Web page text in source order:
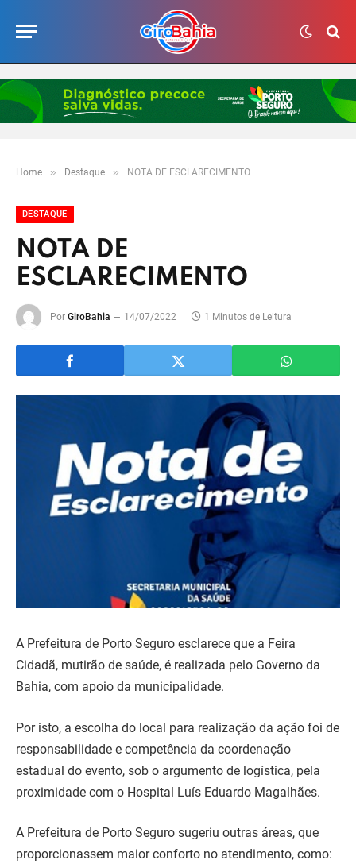
Home » Destaque » NOTA DE ESCLARECIMENTO
DESTAQUE
NOTA DE
ESCLARECIMENTO
Por GiroBahia 14/07/2022 1 Minutos de Leitura
A Prefeitura de Porto Seguro esclarece que a Feira
Cidadã, mutirão de saúde, é realizada pelo Governo da
Bahia, com apoio da municipalidade.
Por isto, a escolha do local para realização da ação foi de
responsabilidade e competência da coordenação
estadual do evento, sob o argumento de logística, pela
proximidade com o Hospital Luís Eduardo Magalhães.
A Prefeitura de Porto Seguro sugeriu outras áreas, que
proporcionassem maior conforto no atendimento, como: